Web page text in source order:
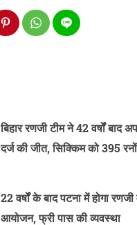
बिहार रणजी टीम ने 42 वर्षों बाद
दर्ज की जीत, सिक्किम को 395
22 वर्षों के बाद पटना में होगा
आयोजन, फ्री पास की व्यवस्था